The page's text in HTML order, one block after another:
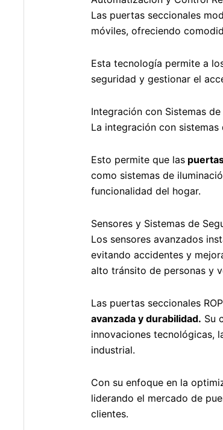
Las puertas seccionales
móviles, ofreciendo
Esta tecnología permite a
seguridad y gestionar el
Integración con Sistemas
La integración con
Esto permite que las
como sistemas de
funcionalidad del hogar.
Sensores y Sistemas de
Los sensores avanzados
evitando accidentes y
alto tránsito de personas y
Las puertas seccionales
avanzada y durabilidad. Su
innovaciones tecnológicas,
industrial.
Con su enfoque en la
liderando el mercado de
clientes.